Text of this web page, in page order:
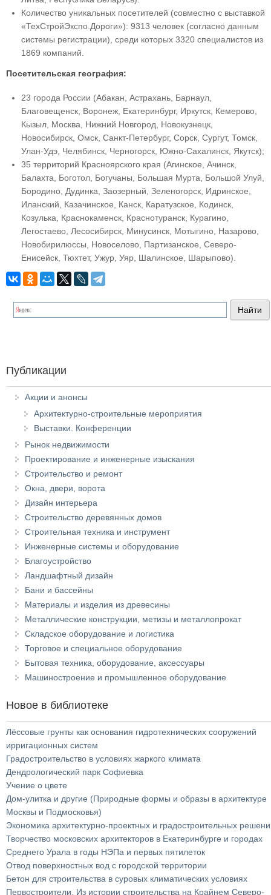
Количество уникальных посетителей (совместно с выставкой
«ТехСтройЭкспо.Дороги»): 9313 человек (согласно данным
системы регистрации), среди которых 3320 специалистов из
1869 компаний.
Посетительская география:
23 города России (Абакан, Астрахань, Барнаул,
Благовещенск, Воронеж, Екатеринбург, Иркутск, Кемерово,
Кызыл, Москва, Нижний Новгород, Новокузнецк,
Новосибирск, Омск, Санкт-Петербург, Сорск, Сургут, Томск,
Улан-Удэ, Челябинск, Черногорск, Южно-Сахалинск, Якутск);
35 территорий Красноярского края (Агинское, Ачинск,
Балахта, Боготол, Богучаны, Большая Мурта, Большой Улуй,
Бородино, Дудинка, Заозерный, Зеленогорск, Идринское,
Иланский, Казачинское, Канск, Каратузское, Кодинск,
Козулька, Краснокаменск, Краснотуранск, Курагино,
Легостаево, Лесосибирск, Минусинск, Мотыгино, Назарово,
Новобирилюссы, Новоселово, Партизанское, Северо-
Енисейск, Тюхтет, Ужур, Уяр, Шалинское, Шарыпово).
Публикации
Акции и анонсы
Архитектурно-строительные мероприятия
Выставки. Конференции
Рынок недвижимости
Проектирование и инженерные изыскания
Строительство и ремонт
Окна, двери, ворота
Дизайн интерьера
Строительство деревянных домов
Строительная техника и инструмент
Инженерные системы и оборудование
Благоустройство
Ландшафтный дизайн
Бани и бассейны
Материалы и изделия из древесины
Металлические конструкции, метизы и металлопрокат
Складское оборудование и логистика
Торговое и специальное оборудование
Бытовая техника, оборудование, аксессуары
Машиностроение и промышленное оборудование
Новое в библиотеке
Лёссовые грунты как основания гидротехнических сооружений
ирригационных систем
Градостроительство в условиях жаркого климата
Дендрологический парк Софиевка
Учение о цвете
Дом-улитка и другие (Природные формы и образы в архитектуре
Москвы и Подмосковья)
Экономика архитектурно-проектных и градостроительных
Творчество московских архитекторов в Екатеринбурге и городах
Среднего Урала в годы НЭПа и первых пятилеток
Отвод поверхностных вод с городской территории
Бетон для строительства в суровых климатических условиях
Первостроители. Из истории строительства на Крайнем Северо-